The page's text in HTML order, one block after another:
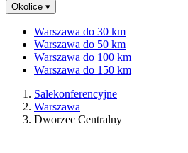
Okolice ▾
Warszawa do 30 km
Warszawa do 50 km
Warszawa do 100 km
Warszawa do 150 km
Salekonferencyjne
Warszawa
Dworzec Centralny